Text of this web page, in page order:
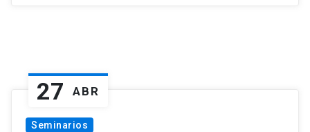
27 ABR
Seminarios